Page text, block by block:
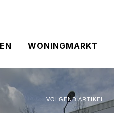
WONINGMARKT
VOLGEND ARTIKEL